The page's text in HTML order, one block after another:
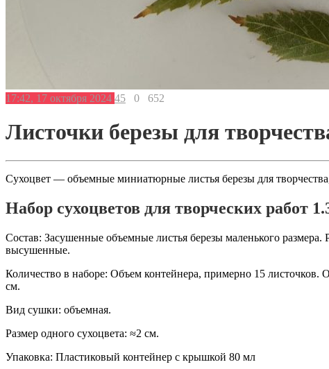
17:42, 17 октября 2024 45 0 652
Листочки березы для
Сухоцвет — объемные миниатюрные листья березы для
Набор сухоцветов для творческих работ
Состав: Засушенные объемные листья березы маленького
высушенные.
Количество в наборе: Объем контейнера, примерно 15
см.
Вид сушки: объемная.
Размер одного сухоцвета: ≈2 см.
Упаковка: Пластиковый контейнер с крышкой 80 мл